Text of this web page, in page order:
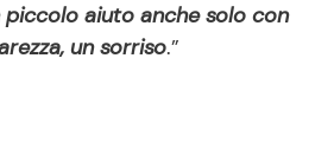
piccolo aiuto anche solo con
un sorriso.”